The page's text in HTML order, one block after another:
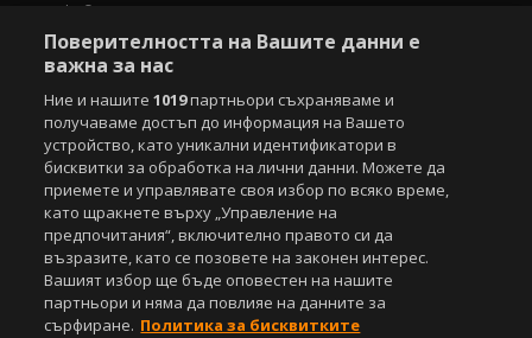
Copyright © 2007-2026 Агенция Спортал. Всички права запазени.
Този уебсайт е собственост на
Sportal Media Group
За нас Екип За рекламa
Етични правила на НСС
Лични данни
Управление на предпочитания
Съдържанието на този уеб сайт и технологиите, използвани в него, са
под закрила на Закона за авторското право и сродните му права.
Всички статии, репортажи, интервюта и други текстови, графични и
видео материали, публикувани в сайта, са собственост на Агенция
Спортал, освен ако изрично е посочено друго. Допуска се
публикуване на текстови материали само след писмено съгласие на
Агенция Спортал, посочване на източника и добавяне на линк към
www.sportal.bg. Използването на графични и видео материали,
Поверителността на Вашите данни е
важна за нас
Ние и нашите1019партньори съхраняваме и
получаваме достъп до информация на Вашето
устройство, като уникални идентификатори в
бисквитки за обработка на лични данни. Можете да
приемете и управлявате своя избор по всяко време,
като щракнете върху „Управление на
предпочитания“, включително правото си да
възразите, като се позовете на законен интерес.
Вашият избор ще бъде оповестен на нашите
партньори и няма да повлияе на данните за
сърфиране. Политика за бисквитките